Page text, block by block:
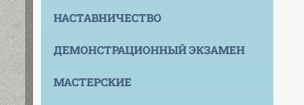
НАСТАВНИЧЕСТВО
ДЕМОНСТРАЦИОННЫЙ ЭКЗАМЕН
МАСТЕРСКИЕ